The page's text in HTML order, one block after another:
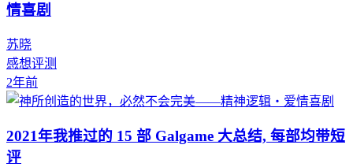
情喜剧
苏晓
感想评测
2年前
2021年我推过的 15 部 Galgame 大总结, 每部均带短
评